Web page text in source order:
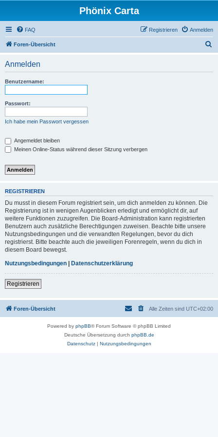
Phönix Carta
FAQ Anmelden
Registrieren
Foren-Übersicht
Anmelden
Benutzername:
Passwort:
Ich habe mein Passwort vergessen
Angemeldet bleiben
Meinen Online-Status während dieser Sitzung verbergen
REGISTRIEREN
Du musst in diesem Forum registriert sein, um dich anmelden zu können. Die
Registrierung ist in wenigen Augenblicken erledigt und ermöglicht dir, auf
weitere Funktionen zuzugreifen. Die Board-Administration kann registrierten
Benutzern auch zusätzliche Berechtigungen zuweisen. Beachte bitte unsere
Nutzungsbedingungen und die verwandten Regelungen, bevor du dich
registrierst. Bitte beachte auch die jeweiligen Forenregeln, wenn du dich in
diesem Board bewegst.
Nutzungsbedingungen | Datenschutzerklärung
Registrieren
Foren-Übersicht Alle Zeiten sind UTC+02:00
Powered by phpBB® Forum Software © phpBB Limited
Deutsche Übersetzung durch phpBB.de
Datenschutz| Nutzungsbedingungen